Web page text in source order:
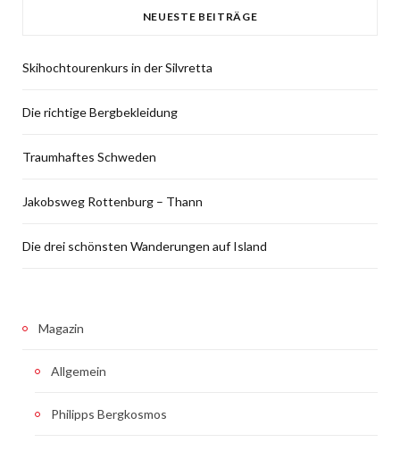
NEUESTE BEITRÄGE
Skihochtourenkurs in der Silvretta
Die richtige Bergbekleidung
Traumhaftes Schweden
Jakobsweg Rottenburg – Thann
Die drei schönsten Wanderungen auf Island
Magazin
Allgemein
Philipps Bergkosmos